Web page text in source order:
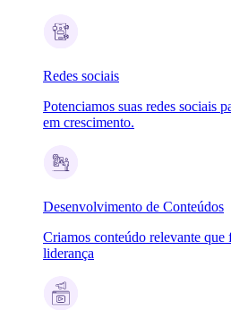
Redes sociais
Potenciamos suas redes sociais
em crescimento.
Desenvolvimento de Conteúdos
Criamos conteúdo relevante que
liderança